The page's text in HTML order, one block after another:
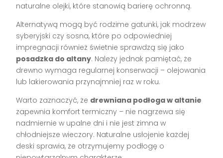
naturalne olejki, które stanowią barierę ochronną.
Alternatywą mogą być rodzime gatunki, jak modrzew
syberyjski czy sosna, które po odpowiedniej
impregnacji również świetnie sprawdzą się jako
posadzka do altany. Należy jednak pamiętać, że
drewno wymaga regularnej konserwacji – olejowania
lub lakierowania przynajmniej raz w roku.
Warto zaznaczyć, że drewniana podłoga w altanie
zapewnia komfort termiczny – nie nagrzewa się
nadmiernie w upalne dni i nie jest zimna w
chłodniejsze wieczory. Naturalne usłojenie każdej
deski sprawia, że otrzymujemy podłogę o